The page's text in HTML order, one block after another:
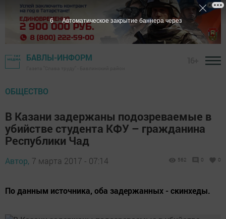
БАВЛЫ-ИНФОРМ
ОБЩЕСТВО
В Казани задержаны подозреваемые в
убийстве студента КФУ – гражданина
Республики Чад
Автор, 7 марта 2017 - 07:14 562 0 0
По данным источника, оба задержанных - скинхеды.
5 Автоматическое закрытие баннера через